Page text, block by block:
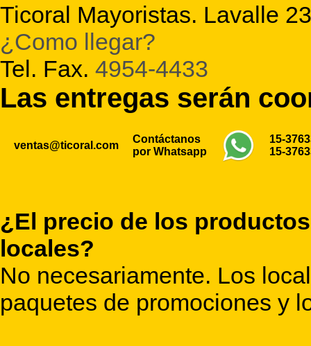
Ticoral Mayoristas. Lavalle
¿Como llegar?
Tel. Fax. 4954-4433
Las entregas serán
ventas@ticoral.com
Contáctanos
por Whatsapp
15-
15-
¿El precio de los
locales?
No necesariamente. Los
paquetes de promociones y